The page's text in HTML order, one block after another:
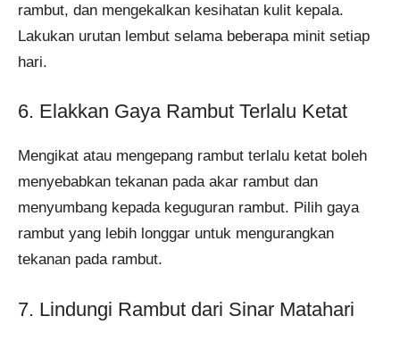
rambut, dan mengekalkan kesihatan kulit kepala.
Lakukan urutan lembut selama beberapa minit setiap
hari.
6. Elakkan Gaya Rambut Terlalu Ketat
Mengikat atau mengepang rambut terlalu ketat boleh
menyebabkan tekanan pada akar rambut dan
menyumbang kepada keguguran rambut. Pilih gaya
rambut yang lebih longgar untuk mengurangkan
tekanan pada rambut.
7. Lindungi Rambut dari Sinar Matahari